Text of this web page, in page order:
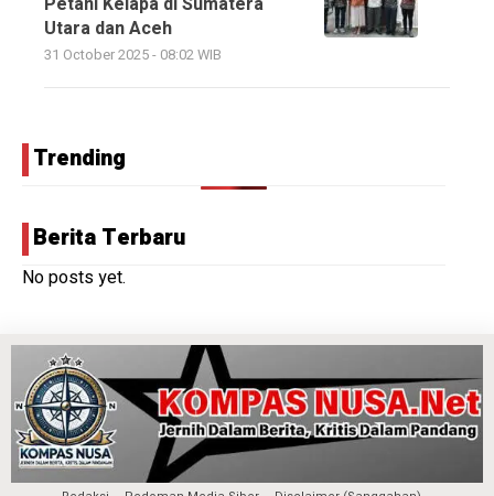
Utara dan Aceh
31 October 2025 - 08:02 WIB
Trending
Berita Terbaru
No posts yet.